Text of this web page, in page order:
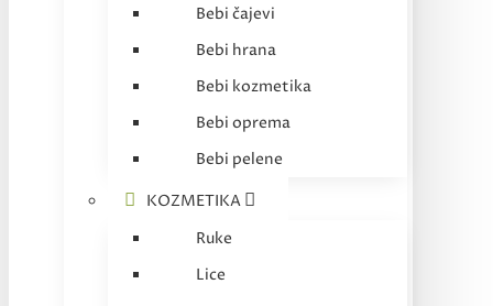
Bebi čajevi
Bebi hrana
Bebi kozmetika
Bebi oprema
Bebi pelene
KOZMETIKA
Ruke
Lice